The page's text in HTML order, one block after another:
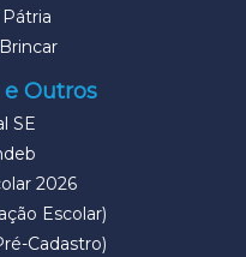
Outros
SE
2026
Escolar)
Cadastro)